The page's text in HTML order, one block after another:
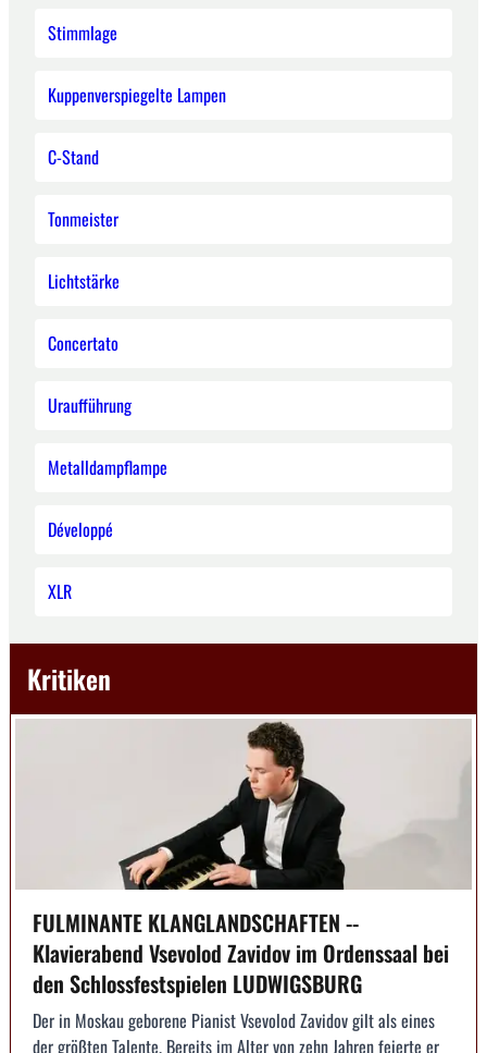
Stimmlage
Kuppenverspiegelte Lampen
C-Stand
Tonmeister
Lichtstärke
Concertato
Uraufführung
Metalldampflampe
Développé
XLR
Kritiken
FULMINANTE KLANGLANDSCHAFTEN --
Klavierabend Vsevolod Zavidov im Ordenssaal bei
den Schlossfestspielen LUDWIGSBURG
Der in Moskau geborene Pianist Vsevolod Zavidov gilt als eines
der größten Talente. Bereits im Alter von zehn Jahren feierte er